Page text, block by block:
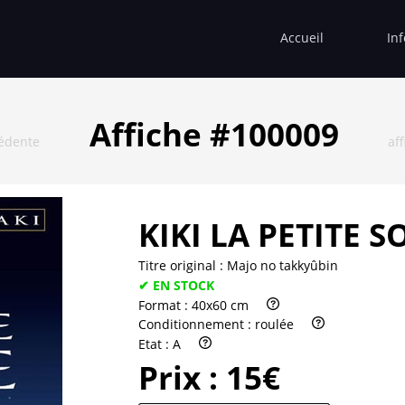
Accueil
Affiche #100009
KIKI LA PETITE
Titre original : Majo no takkyûbin
✔ EN STOCK
Format : 40x60 cm
Conditionnement : roulée
Etat : A
Prix : 15€